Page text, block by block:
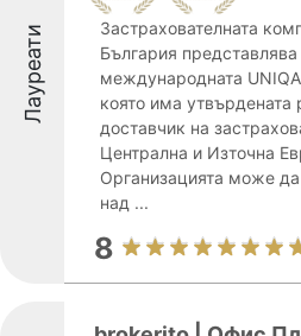
Лауреати
Застрахователната
България представлява
международната
която има
доставчик на
Централна и Източна
Организацията може
над ...
8